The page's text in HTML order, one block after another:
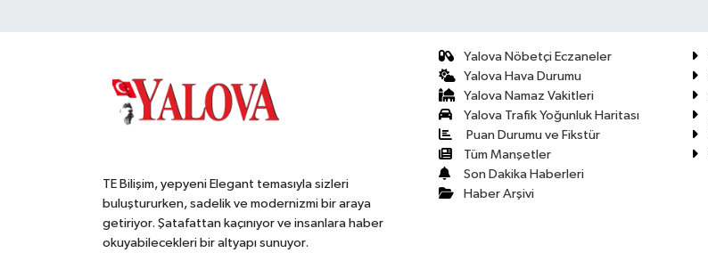
TE Bilişim, yepyeni Elegant temasıyla sizleri
buluştururken, sadelik ve modernizmi bir araya
getiriyor. Şatafattan kaçınıyor ve insanlara haber
okuyabilecekleri bir altyapı sunuyor.
Yalova Nöbetçi Eczaneler
Yalova Hava Durumu
Yalova Namaz Vakitleri
Yalova Trafik Yoğunluk Haritası
Puan Durumu ve Fikstür
Tüm Manşetler
Son Dakika Haberleri
Haber Arşivi